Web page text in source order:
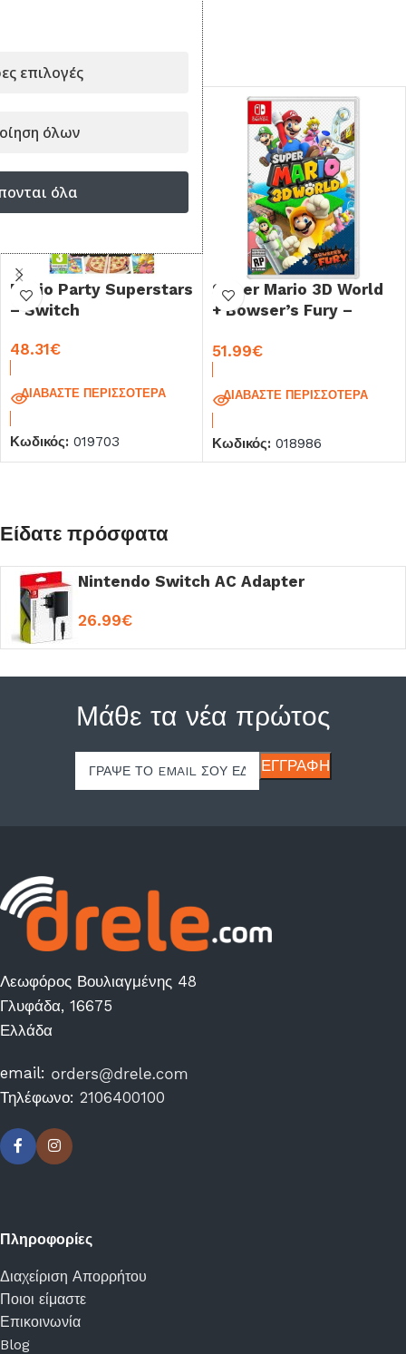
Mario Party Superstars
– Switch
48.31€
ΔΙΑΒΆΣΤΕ ΠΕΡΙΣΣΌΤΕΡΑ
Κωδικός: 019703
Super Mario 3D World
+ Bowser’s Fury –
51.99€
ΔΙΑΒΆΣΤΕ ΠΕΡΙΣΣΌΤΕΡΑ
Κωδικός: 018986
Είδατε πρόσφατα
Nintendo Switch AC Adapter
26.99€
Μάθε τα νέα πρώτος
Λεωφόρος Βουλιαγμένης 48
Γλυφάδα, 16675
Ελλάδα
email:
Τηλέφωνο: 2106400100
Πληροφορίες
Διαχείριση Απορρήτου
Ποιοι είμαστε
Επικοινωνία
Blog
επιλογές
όλων
όλα